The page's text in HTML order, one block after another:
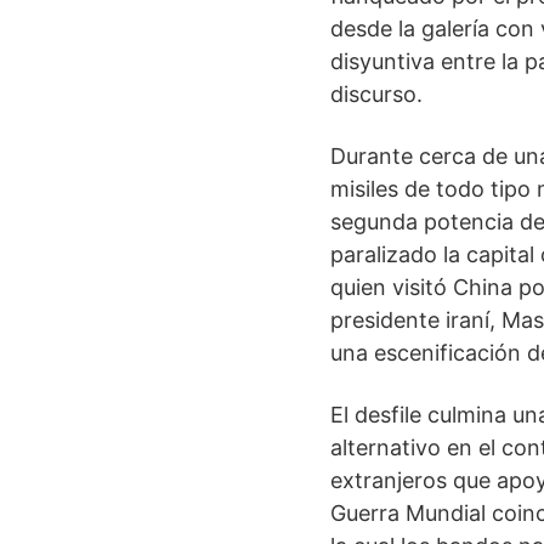
desde la galería con
disyuntiva entre la
discurso.
Durante cerca de
misiles de todo tipo
segunda potencia
paralizado la capital
quien visitó China
presidente iraní,
una escenificación
El desfile culmina
alternativo en el
extranjeros que
Guerra Mundial